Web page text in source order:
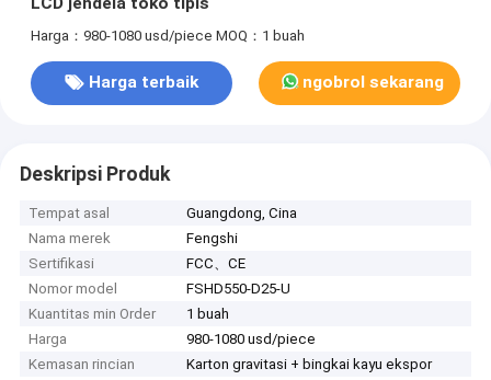
Harga：980-1080 usd/piece MOQ：1 buah
Harga terbaik ngobrol sekarang
Deskripsi Produk
Tempat asal
Guangdong, Cina
Nama merek
Fengshi
Sertifikasi
FCC、CE
Nomor model
FSHD550-D25-U
Kuantitas min Order
1 buah
Harga
980-1080 usd/piece
Kemasan rincian
Karton gravitasi + bingkai kayu ekspor